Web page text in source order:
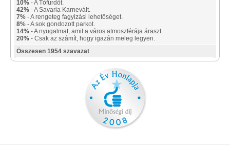
10% - A Tófürdőt.
42% - A Savaria Karnevált.
7% - A rengeteg fagyizási lehetőséget.
8% - A sok gondozott parkot.
14% - A nyugalmat, amit a város atmoszférája áraszt.
20% - Csak az számít, hogy igazán meleg legyen.
Összesen 1954 szavazat